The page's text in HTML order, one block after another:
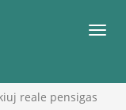
reale pensigas